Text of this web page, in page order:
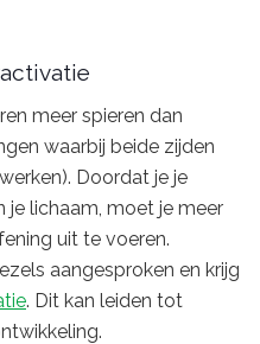
meer spieren dan
waarbij beide zijden
Doordat je je
je lichaam, moet je meer
uit te voeren.
aangesproken en krijg
. Dit kan leiden tot